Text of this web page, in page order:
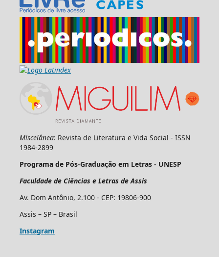
Miscelânea: Revista de Literatura e Vida Social - ISSN
1984-2899
Programa de Pós-Graduação em Letras - UNESP
Faculdade de Ciências e Letras de Assis
Av. Dom Antônio, 2.100 - CEP: 19806-900
Assis – SP – Brasil
Instagram